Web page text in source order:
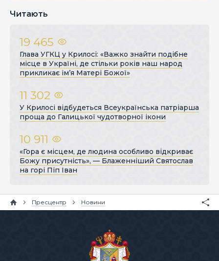
Читають
19 465
Глава УГКЦ у Крилосі: «Важко знайти подібне
місце в Україні, де стільки років наш народ
прикликає ім’я Матері Божої»
11 302
У Крилосі відбудеться Всеукраїнська патріарша
проща до Галицької чудотворної ікони
10 911
«Гора є місцем, де людина особливо відкриває
Божу присутність», — Блаженніший Святослав
на горі Піп Іван
Пресцентр Новини